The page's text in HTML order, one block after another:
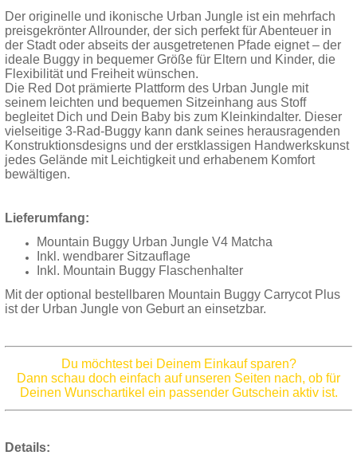
Der originelle und ikonische Urban Jungle ist ein mehrfach
preisgekrönter Allrounder, der sich perfekt für Abenteuer in
der Stadt oder abseits der ausgetretenen Pfade eignet – der
ideale Buggy in bequemer Größe für Eltern und Kinder, die
Flexibilität und Freiheit wünschen.
Die Red Dot prämierte Plattform des Urban Jungle mit
seinem leichten und bequemen Sitzeinhang aus Stoff
begleitet Dich und Dein Baby bis zum Kleinkindalter. Dieser
vielseitige 3-Rad-Buggy kann dank seines herausragenden
Konstruktionsdesigns und der erstklassigen Handwerkskunst
jedes Gelände mit Leichtigkeit und erhabenem Komfort
bewältigen.
Lieferumfang:
Mountain Buggy Urban Jungle V4 Matcha
Inkl. wendbarer Sitzauflage
Inkl. Mountain Buggy Flaschenhalter
Mit der optional bestellbaren Mountain Buggy Carrycot Plus
ist der Urban Jungle von Geburt an einsetzbar.
Du möchtest bei Deinem Einkauf sparen?
Dann schau doch einfach auf unseren Seiten nach, ob für
Deinen Wunschartikel ein passender Gutschein aktiv ist.
Details: